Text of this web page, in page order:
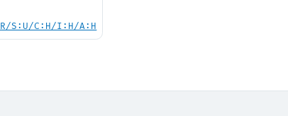
S:U/C:H/I:H/A:H